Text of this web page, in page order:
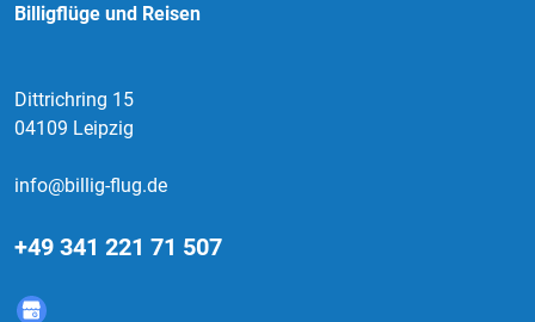
Billigflüge und Reisen
Dittrichring 15
04109 Leipzig
info@billig-flug.de
+49 341 221 71 507